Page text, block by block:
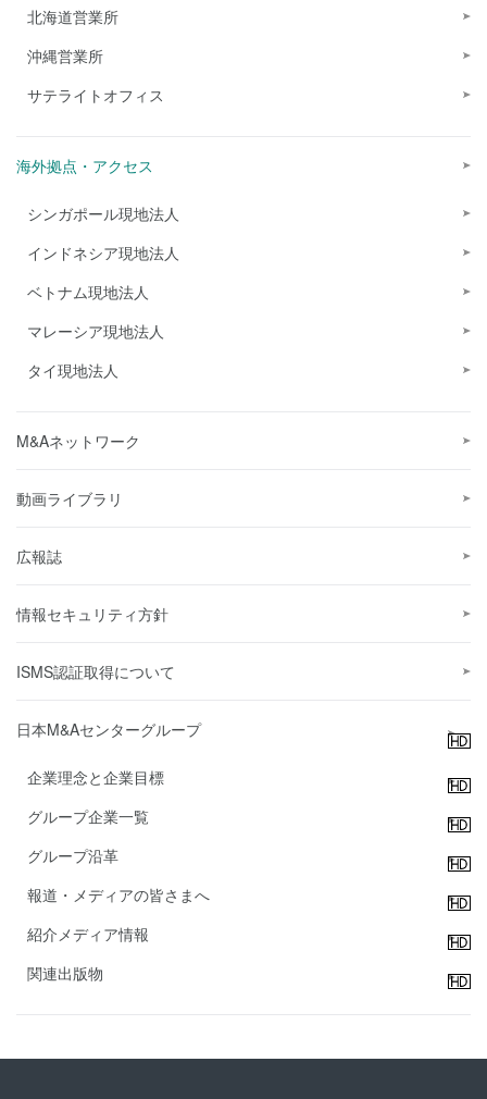
北海道営業所
沖縄営業所
サテライトオフィス
海外拠点・アクセス
シンガポール現地法人
インドネシア現地法人
ベトナム現地法人
マレーシア現地法人
タイ現地法人
M&Aネットワーク
動画ライブラリ
広報誌
情報セキュリティ方針
ISMS認証取得について
日本M&Aセンターグループ
企業理念と企業目標
グループ企業一覧
グループ沿革
報道・メディアの皆さまへ
紹介メディア情報
関連出版物